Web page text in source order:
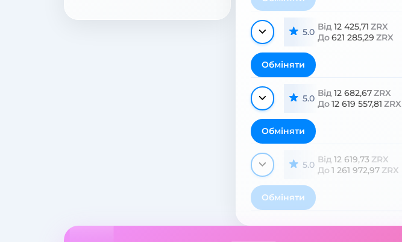
5.0 Від 12 425,71 ZRX
До621 285,29 ZRX
Обміняти
5.0 Від 12 682,67ZRX
До12 619 557,81 ZRX
Обміняти
5.0 Від 12 619,73 ZRX
До 1 261 972,97 ZRX
Обміняти